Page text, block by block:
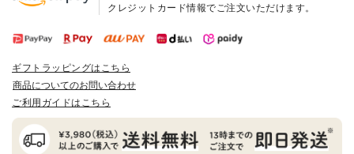
クレジットカード情報でご注文いただけます。
ギフトラッピングはこちら
商品についてのお問い合わせ
ご利用ガイドはこちら